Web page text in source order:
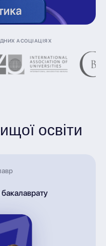
асоціаціях
освіти